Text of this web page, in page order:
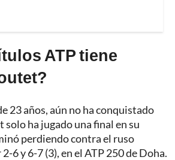
ATP tiene
23 años, aún no ha conquistado
ha jugado una final en su
perdiendo contra el ruso
6 y 6-7 (3), en el ATP 250 de Doha.